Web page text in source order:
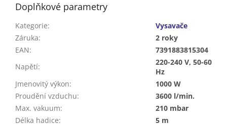
Doplňkové parametry
Kategorie:
Vysavače
Záruka:
2 roky
EAN:
7391883815304
Napětí:
220-240 V, 50-60
Hz
Jmenovitý výkon:
1000 W
Proudění vzduchu:
3600 l/min.
Max. vakuum:
210 mbar
Délka hadice:
5 m